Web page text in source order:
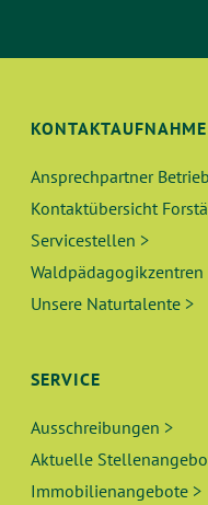
KONTAKTAUFNAHME
Ansprechpartner
Kontaktübersicht
Servicestellen >
Waldpädagogikzentren
Unsere Naturtalente >
SERVICE
Ausschreibungen >
Aktuelle
Immobilienangebote >